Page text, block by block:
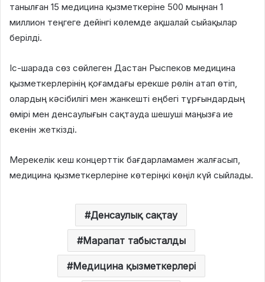
танылған 15 медицина қызметкеріне 500 мыңнан 1
миллион теңгеге дейінгі көлемде ақшалай сыйақылар
берілді.
Іс-шарада сөз сөйлеген Дастан Рыспеков медицина
қызметкерлерінің қоғамдағы ерекше рөлін атап өтіп,
олардың кәсібилігі мен жанкешті еңбегі тұрғындардың
өмірі мен денсаулығын сақтауда шешуші маңызға ие
екенін жеткізді.
Мерекелік кеш концерттік бағдарламамен жалғасып,
медицина қызметкерлеріне көтеріңкі көңіл күй сыйлады.
Денсаулық сақтау
Марапат табысталды
Медицина қызметкерлері